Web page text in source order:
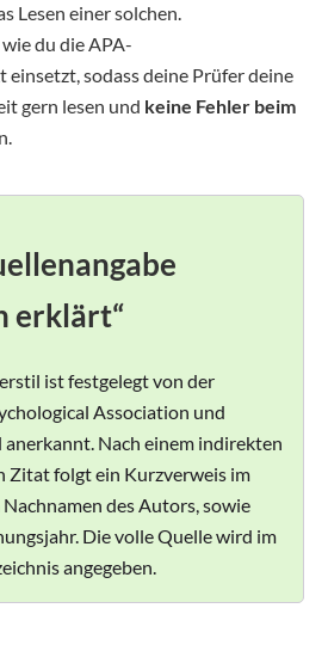
Lesen einer solchen.
du die APA-
sodass deine Prüfer deine
gern lesen und keine Fehler beim
erklärt“
ist festgelegt von der
Association und
Nach einem indirekten
Zitat folgt ein Kurzverweis im
des Autors, sowie
Die volle Quelle wird im
angegeben.